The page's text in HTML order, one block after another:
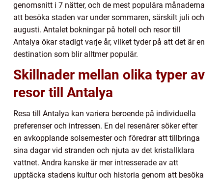
genomsnitt i 7 nätter, och de mest populära månaderna
att besöka staden var under sommaren, särskilt juli och
augusti. Antalet bokningar på hotell och resor till
Antalya ökar stadigt varje år, vilket tyder på att det är en
destination som blir alltmer populär.
Skillnader mellan olika typer av
resor till Antalya
Resa till Antalya kan variera beroende på individuella
preferenser och intressen. En del resenärer söker efter
en avkopplande solsemester och föredrar att tillbringa
sina dagar vid stranden och njuta av det kristallklara
vattnet. Andra kanske är mer intresserade av att
upptäcka stadens kultur och historia genom att besöka